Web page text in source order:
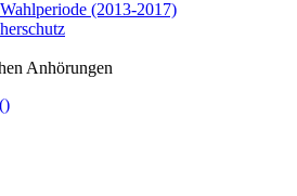
(2013-2017)
Anhörungen
()